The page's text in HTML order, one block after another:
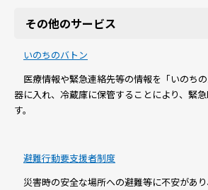
その他のサービス
いのちのバトン
医療情報や緊急連絡先等の情報を「いのち
器に入れ、冷蔵庫に保管することにより、緊
す。
避難行動要支援者制度
災害時の安全な場所への避難等に不安があ